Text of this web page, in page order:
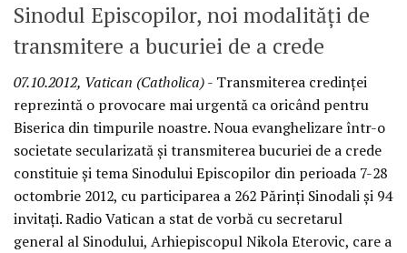
Sinodul Episcopilor, noi modalităţi de
transmitere a bucuriei de a crede
07.10.2012, Vatican (Catholica)- Transmiterea credinţei
reprezintă o provocare mai urgentă ca oricând pentru
Biserica din timpurile noastre. Noua evanghelizare într-o
societate secularizată şi transmiterea bucuriei de a crede
constituie şi tema Sinodului Episcopilor din perioada 7-28
octombrie 2012, cu participarea a 262 Părinţi Sinodali şi 94
invitaţi. Radio Vatican a stat de vorbă cu secretarul
general al Sinodului, Arhiepiscopul Nikola Eterovic, care a